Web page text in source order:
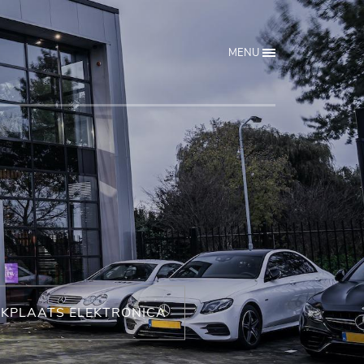
MENU
ELEKTRONICA